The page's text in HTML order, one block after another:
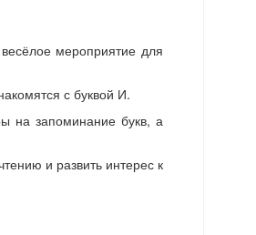
мероприятие для
с буквой И.
на запоминание букв, а
и развить интерес к